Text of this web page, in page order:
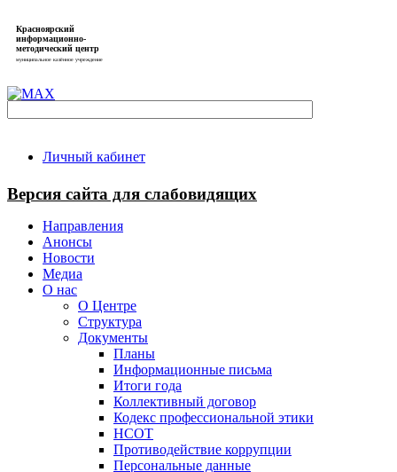
Красноярский
информационно-
методический центр
муниципальное казённое учреждение
Личный кабинет
Версия сайта для слабовидящих
Направления
Анонсы
Новости
Медиа
О нас
О Центре
Структура
Документы
Планы
Информационные письма
Итоги года
Коллективный договор
Кодекс профессиональной этики
НСОТ
Противодействие коррупции
Персональные данные